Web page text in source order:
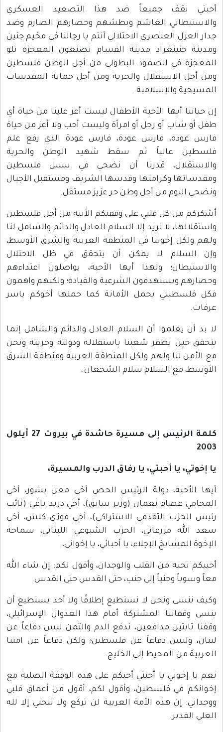
أحبتي نقف جميعاً ضد هذا التصعيد العسكري
والاستيطاني الغاشم وبطشهم وحصارهم الصارم وضد
جدار العزل العنصري الاحتلالي أنتم يا رجالنا في مخيم جنين
ومدينة جنينغراد مدينة القسام تصنعون المعجزة تلو
المعجزة في الصمود البطولي من أجل الوطن فلسطين
ومن أجل الاستقلال والحرية ومن أجل حماية المقدسات
المسيحية والإسلامية.
إن حياتنا أيها الأحبة الأطفال ليست أعز علينا من حياة أي
طفل أو شاب أو رجل أو امرأة وليست أحب ولا أعز من حياة
فارس عودة، فارس عودة، فارس عودة الذي رفع علم
فلسطين عالياً ثم سقط شهيد الوطن والحرية
والاستقلال، قدرنا أن نضحي في سبيل فلسطين
ومقدساتها وكرامتها وقدسها الشريف ومستقبل الأجيال
ونضحي اليوم من أجل وطن حر عزيز مستقل.
أشكركم من كل قلبي على وقفتكم الأبية من أجل فلسطين
واستقلالها، لا نريد إلا السلام العادل والدائم والشامل لنا
ولهم ولكل إخوتنا في المنطقة العربية والشرق الأوسط،
وإن السلام لا يمكن أن يتحقق في ظل الاحتلال
والاستيطان؛ ولهذا أيها الأحبة، يواصلون اعتداءهم
وحصارهم ويستهدفون الشرعية والقيادة؛ ولكنهم واهمون
فكل فلسطيني يحمل الأمانة كما حملها أخوكم ياسر
عرفات.
لا بد أن يعلموا أن السلام العادل والدائم والشامل إنما
يتحقق حين يظفر شعبنا باستقلاله ودولته وحريته ونحن
مع الأمن لنا ولهم ولكل المنطقة العربية ومنطقة الشرق
الأوسط، مع السلام سلام الشجعان.
كلمة الرئيس إلى مسيرة حاشدة في بيروت 27 أيلول
2003
يا إخوتي، يا أحبتي، يا رفاق الدرب والمسيرة،
أيها الأحبة، دولة الرئيس الحص أخي معن بشور، أخي
المحامي عصام نعمان (وزير سابق)، أخي دريد ياغي (نائب
رئيس الحزب التقدمي الاشتراكي)، أخي فوزي كلش، أخي
سعد الله مزرعاني، الحزب الشيوعي اللبناني، سماحة
الإخوة المشايخ الإجلاء، يا أحبائي، يا إخواني،
أحييكم تحية من القلب والوجدان، وأقول لكم: إن شاء الله
معاً وسوياً وجنباً إلى جنب، حتى القدس حتى القدس.
وكيف ننسى ونحن لا نستطيع إطلاقًا ولا أحد يستطيع أن
ينسى وقفاتنا المشتركة أمام هذا العدوان الإسرائيلي،
وقفنا ثابتين مدافعين، ندفع الدم والثمن ليس دفاعاً عن
لبنان، وليس دفاعاً عن فلسطين؛ ولكن دفاعاً عن امتنا
العربية من المحيط إلى الخليج.
نعم يا إخوتي يا أحبتي أحيكم على هذه الوقفة الصلبة مع
إخوانكم في فلسطين، وأقول لكم، أقول من أعماق قلبي
ووجداني: إن هذه الأمة العربية لن تركع ولا تنحني إلا لله
العلي القدير.